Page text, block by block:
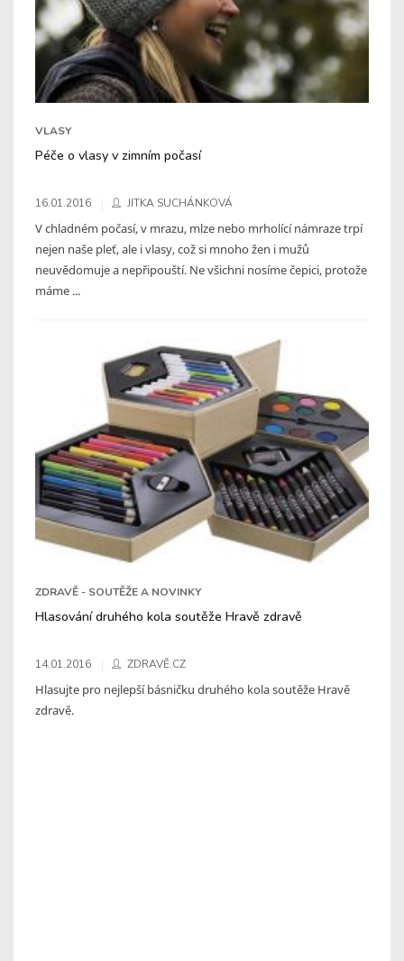
VLASY
Péče o vlasy v zimním počasí
16.01.2016 JITKA SUCHÁNKOVÁ
V chladném počasí, v mrazu, mlze nebo mrholící námraze trpí
nejen naše pleť, ale i vlasy, což si mnoho žen i mužů
neuvědomuje a nepřipouští. Ne všichni nosíme čepici, protože
máme ...
ZDRAVĚ - SOUTĚŽE A NOVINKY
Hlasování druhého kola soutěže Hravě zdravě
14.01.2016 ZDRAVĚ.CZ
Hlasujte pro nejlepší básničku druhého kola soutěže Hravě
zdravě.